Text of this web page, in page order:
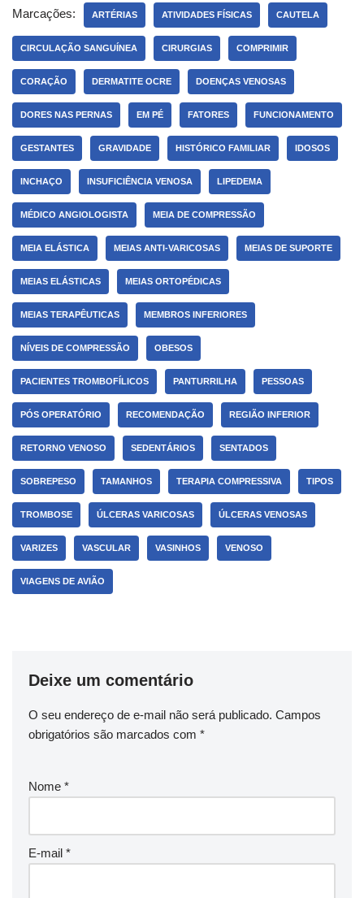
Marcações: ARTÉRIAS ATIVIDADES FÍSICAS CAUTELA
CIRCULAÇÃO SANGUÍNEA CIRURGIAS COMPRIMIR
CORAÇÃO DERMATITE OCRE DOENÇAS VENOSAS
DORES NAS PERNAS EM PÉ FATORES FUNCIONAMENTO
GESTANTES GRAVIDADE HISTÓRICO FAMILIAR IDOSOS
INCHAÇO INSUFICIÊNCIA VENOSA LIPEDEMA
MÉDICO ANGIOLOGISTA MEIA DE COMPRESSÃO
MEIA ELÁSTICA MEIAS ANTI-VARICOSAS MEIAS DE SUPORTE
MEIAS ELÁSTICAS MEIAS ORTOPÉDICAS
MEIAS TERAPÊUTICAS MEMBROS INFERIORES
NÍVEIS DE COMPRESSÃO OBESOS
PACIENTES TROMBOFÍLICOS PANTURRILHA PESSOAS
PÓS OPERATÓRIO RECOMENDAÇÃO REGIÃO INFERIOR
RETORNO VENOSO SEDENTÁRIOS SENTADOS
SOBREPESO TAMANHOS TERAPIA COMPRESSIVA TIPOS
TROMBOSE ÚLCERAS VARICOSAS ÚLCERAS VENOSAS
VARIZES VASCULAR VASINHOS VENOSO
VIAGENS DE AVIÃO
Deixe um comentário
O seu endereço de e-mail não será publicado. Campos
obrigatórios são marcados com *
Nome *
E-mail *